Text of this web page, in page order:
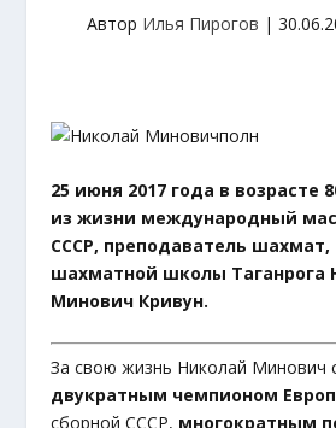
Автор Илья Пирогов |
25 июня 2017 года в возрасте
из жизни международный
СССР, преподаватель шахмат,
шахматной школы Таганрога
Минович Кривун.
За свою жизнь Николай Минович
двукратным чемпионом
сборной СССР, многократным